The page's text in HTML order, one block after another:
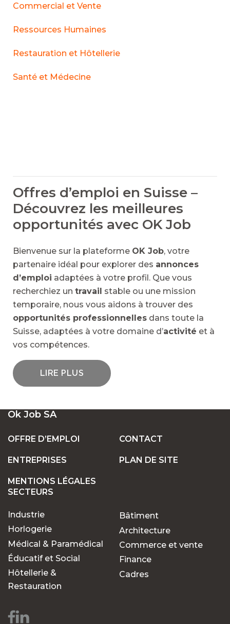
Commercial et Vente
Ressources Humaines
Restauration et Hôtellerie
Santé et Médecine
Offres d’emploi en Suisse –
Découvrez les meilleures
opportunités avec OK Job
Bienvenue sur la plateforme OK Job, votre
partenaire idéal pour explorer des annonces
d’emploi adaptées à votre profil. Que vous
recherchiez un travail stable ou une mission
temporaire, nous vous aidons à trouver des
opportunités professionnelles dans toute la
Suisse, adaptées à votre domaine d’activité et à
vos compétences.
LIRE PLUS
UN LARGE ÉVENTAIL D'EMPLOIS VACANTS
EN SUISSE
POSTES FIXES OU TEMPORAIRES :
POURQUOI CHOISIR OK JOB POUR VOS
RECHERCHES D'EMPLOIS ?
Des opportunités pour
chaque parcours
Ok Job SA
OFFRE D’EMPLOI
ENTREPRISES
MENTIONS LÉGALES
CONTACT
PLAN DE SITE
SECTEURS
Industrie
Horlogerie
Médical & Paramédical
Éducatif et Social
Hôtellerie &
Restauration
Bâtiment
Architecture
Commerce et vente
Finance
Cadres